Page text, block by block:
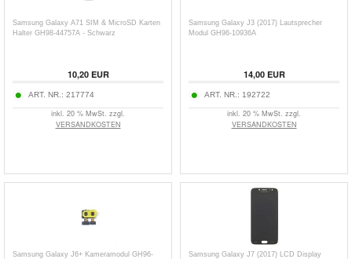
Samsung Galaxy A71 SIM & MicroSD Karten
Halter GH98-44757A - Schwarz
10,20EUR
ART. NR.: 217774
inkl. 20 % MwSt. zzgl.
VERSANDKOSTEN
Samsung Galaxy J3 (2017) Lautsprecher
Modul GH96-10936A
14,00EUR
ART. NR.: 192722
inkl. 20 % MwSt. zzgl.
VERSANDKOSTEN
Samsung Galaxy J6+ Kameramodul GH96-
Samsung Galaxy J7 (2017) LCD Display